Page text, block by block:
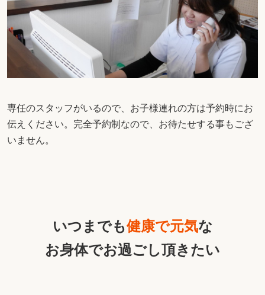
専任のスタッフがいるので、お子様連れの方は予約時にお
伝えください。完全予約制なので、お待たせする事もござ
いません。
いつまでも健康で元気な
お身体でお過ごし頂きたい